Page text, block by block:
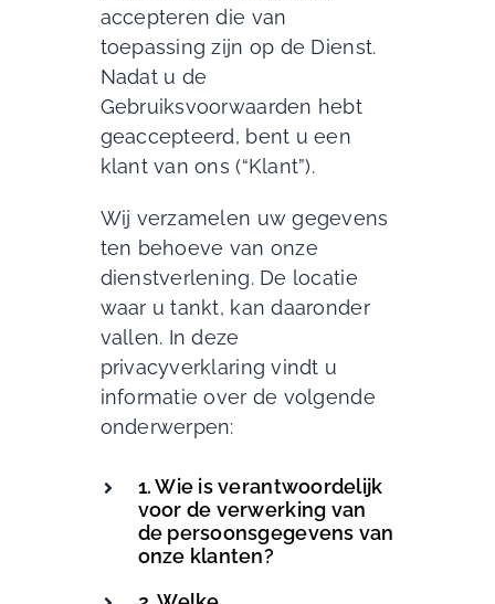
accepteren die van
toepassing zijn op de Dienst.
Nadat u de
Gebruiksvoorwaarden hebt
geaccepteerd, bent u een
klant van ons (“Klant”).
Wij verzamelen uw gegevens
ten behoeve van onze
dienstverlening. De locatie
waar u tankt, kan daaronder
vallen. In deze
privacyverklaring vindt u
informatie over de volgende
onderwerpen:
1. Wie is verantwoordelijk
voor de verwerking van
de persoonsgegevens van
onze klanten?